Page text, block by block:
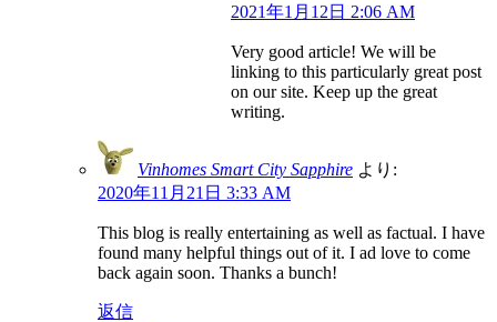
2021年1月12日 2:06 AM
Very good article! We will be
linking to this particularly great post
on our site. Keep up the great
writing.
Vinhomes Smart City Sapphire より:
2020年11月21日 3:33 AM
This blog is really entertaining as well as factual. I have
found many helpful things out of it. I ad love to come
back again soon. Thanks a bunch!
返信